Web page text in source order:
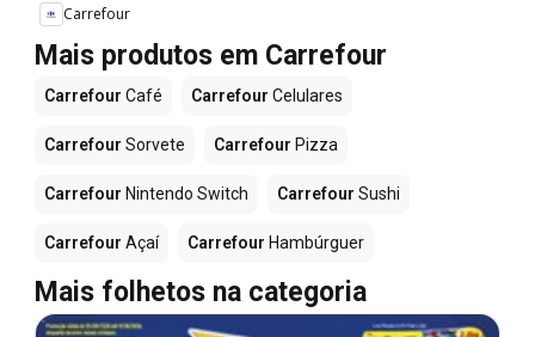
Carrefour
Mais produtos em Carrefour
Carrefour Café Carrefour Celulares
Carrefour Sorvete Carrefour Pizza
Carrefour Nintendo Switch Carrefour Sushi
Carrefour Açaí Carrefour Hambúrguer
Mais folhetos na categoria